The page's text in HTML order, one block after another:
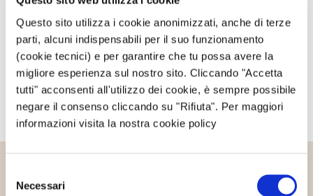
Questo sito utilizza i cookie anonimizzati, anche di terze
parti, alcuni indispensabili per il suo funzionamento
(cookie tecnici) e per garantire che tu possa avere la
migliore esperienza sul nostro sito. Cliccando "Accetta
tutti" acconsenti all'utilizzo dei cookie, è sempre possibile
negare il consenso cliccando su "Rifiuta". Per maggiori
informazioni visita la nostra cookie policy
delNecessari
Avvertimi via email alla pubblicazione di un nuovo
articolo.
Altri articoli che potrebbero